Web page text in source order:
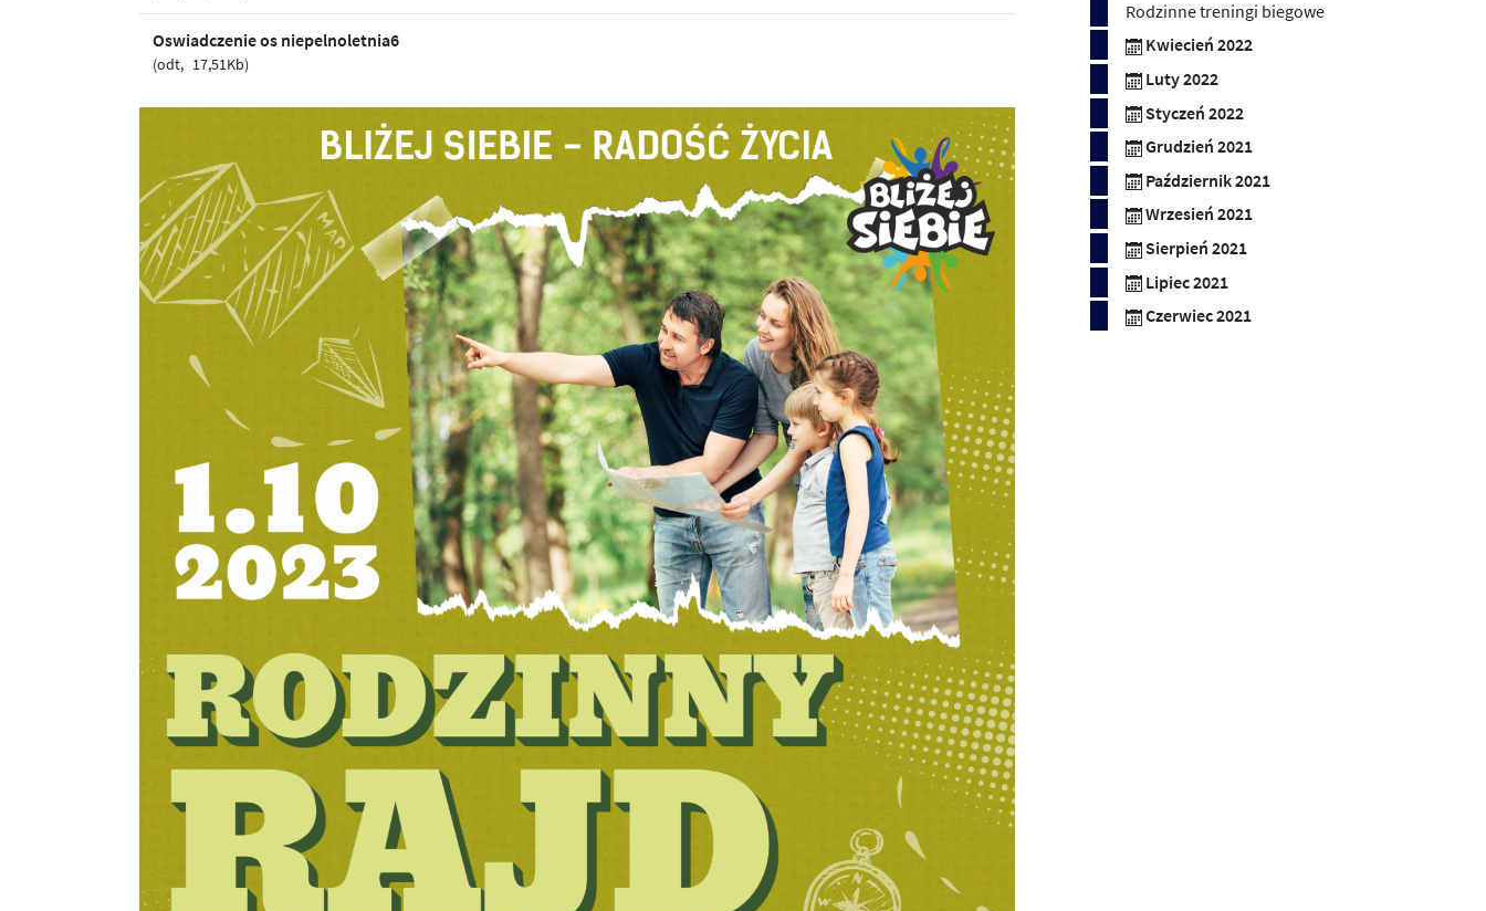
Oswiadczenie os niepelnoletnia6
odt 17,51Kb
Rodzinne treningi biegowe
Kwiecień 2022
Luty 2022
Styczeń 2022
Grudzień 2021
Październik 2021
Wrzesień 2021
Sierpień 2021
Lipiec 2021
Czerwiec 2021